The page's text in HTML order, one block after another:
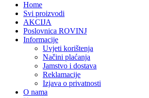
Home
Svi proizvodi
AKCIJA
Poslovnica ROVINJ
Informacije
Uvjeti korištenja
Načini plaćanja
Jamstvo i dostava
Reklamacije
Izjava o privatnosti
O nama